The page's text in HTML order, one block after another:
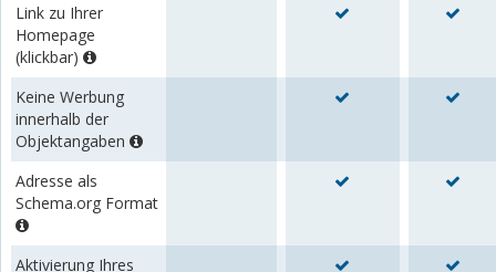
Link zu Ihrer
Homepage
(klickbar)
Keine Werbung
innerhalb der
Objektangaben
Adresse als
Schema.org Format
Aktivierung Ihres